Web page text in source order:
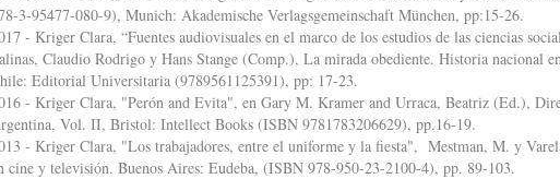
3-95477-080-9), Munich: Akademische Verlagsgemeinschaft München, pp:15-26.
- Kriger Clara, “Fuentes audiovisuales en el marco de los estudios de las ciencias
Claudio Rodrigo y Hans Stange (Comp.), La mirada obediente. Historia nacional
Editorial Universitaria (9789561125391), pp: 17-23.
- Kriger Clara, "Perón and Evita", en Gary M. Kramer and Urraca, Beatriz (Ed.),
Vol. II, Bristol: Intellect Books (ISBN 9781783206629), pp.16-19.
- Kriger Clara, "Los trabajadores, entre el uniforme y la fiesta", Mestman, M. y
cine y televisión. Buenos Aires: Eudeba, (ISBN 978-950-23-2100-4), pp. 89-103.